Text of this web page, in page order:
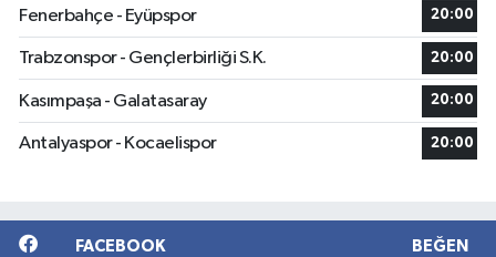
Fenerbahçe - Eyüpspor 20:00
Trabzonspor - Gençlerbirliği S.K. 20:00
Kasımpaşa - Galatasaray 20:00
Antalyaspor - Kocaelispor 20:00
FACEBOOK BEĞEN